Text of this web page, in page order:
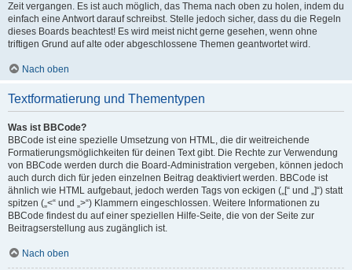
Zeit vergangen. Es ist auch möglich, das Thema nach oben zu holen, indem du
einfach eine Antwort darauf schreibst. Stelle jedoch sicher, dass du die Regeln
dieses Boards beachtest! Es wird meist nicht gerne gesehen, wenn ohne
triftigen Grund auf alte oder abgeschlossene Themen geantwortet wird.
Nach oben
Textformatierung und Thementypen
Was ist BBCode?
BBCode ist eine spezielle Umsetzung von HTML, die dir weitreichende
Formatierungsmöglichkeiten für deinen Text gibt. Die Rechte zur Verwendung
von BBCode werden durch die Board-Administration vergeben, können jedoch
auch durch dich für jeden einzelnen Beitrag deaktiviert werden. BBCode ist
ähnlich wie HTML aufgebaut, jedoch werden Tags von eckigen („[“ und „]“) statt
spitzen („<“ und „>“) Klammern eingeschlossen. Weitere Informationen zu
BBCode findest du auf einer speziellen Hilfe-Seite, die von der Seite zur
Beitragserstellung aus zugänglich ist.
Nach oben